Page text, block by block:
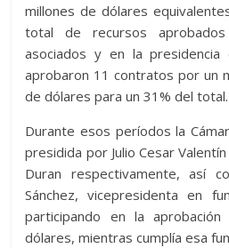
millones de dólares
total de recursos
asociados y en la
aprobaron 11 contratos por un
de dólares para un 31% del total.
Durante esos períodos la
presidida por Julio Cesar
Duran respectivamente, así
Sánchez, vicepresidenta en
participando en la
dólares, mientras cumplía esa